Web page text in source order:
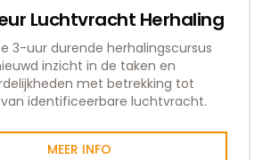
Luchtvracht Herhaling
3-uur durende herhalingscursus
inzicht in de taken en
met betrekking tot
identificeerbare luchtvracht.
MEER INFO